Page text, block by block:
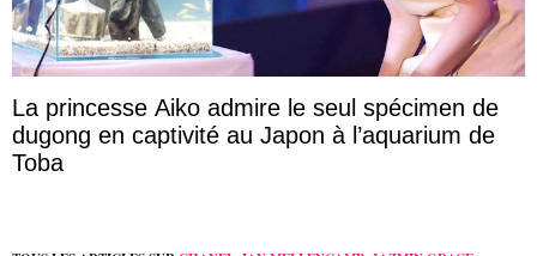
La princesse Aiko admire le seul spécimen de
dugong en captivité au Japon à l’aquarium de
Toba